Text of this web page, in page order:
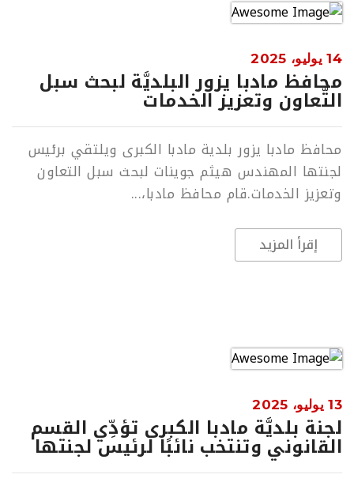
14 يوليو، 2025
محافظ مادبا يزور البلديَّة لبحث سبل
التّعاون وتعزيز الخدمات
محافظ مادبا يزور بلدية مادبا الكبرى ويلتقي برئيس
لجنتها المهندس هيثم جوينات لبحث سبل التعاون
وتعزيز الخدمات.قام محافظ مادبا،...
إقرأ المزيد
13 يوليو، 2025
لجنة بلديَّة مادبا الكبرى تؤدِّي القسم
القانوني وتنتخب نائبًا لرئيس لجنتها